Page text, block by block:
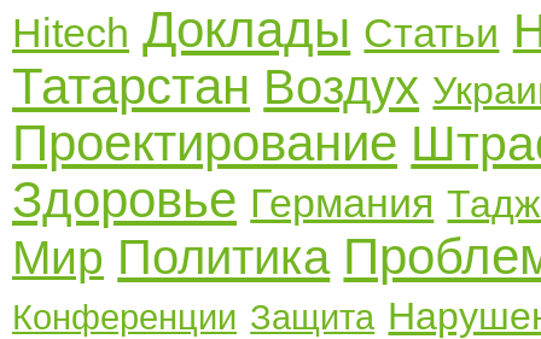
Hitech Доклады Статьи
Татарстан Воздух
Проектирование
Здоровье Германия
Мир Политика
Конференции Защита